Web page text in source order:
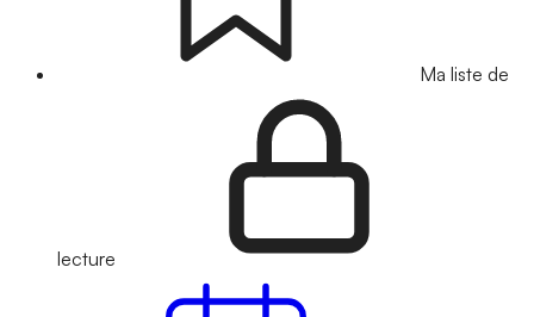
Ma liste de
lecture